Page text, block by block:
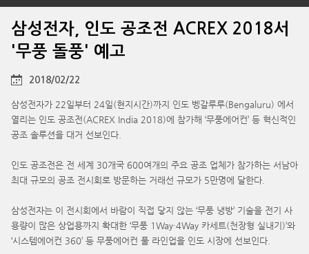
삼성전자, 인도 공조전 ACREX 2018서
'무풍 돌풍' 예고
2018/02/22
삼성전자가 22일부터 24일(현지시간)까지 인도 벵갈루루(Bengaluru) 에서
열리는 인도 공조전(ACREX India 2018)에 참가해 ‘무풍에어컨’ 등 혁신적인
공조 솔루션을 대거 선보인다.
인도 공조전은 전 세계 30개국 600여개의 주요 공조 업체가 참가하는 서남아
최대 규모의 공조 전시회로 방문하는 거래선 규모가 5만명에 달한다.
삼성전자는 이 전시회에서 바람이 직접 닿지 않는 ‘무풍 냉방’ 기술을 전기 사
용량이 많은 상업용까지 확대한 ‘무풍 1Way·4Way 카세트(천장형 실내기)’와
‘시스템에어컨 360’ 등 무풍에어컨 풀 라인업을 인도 시장에 선보인다.